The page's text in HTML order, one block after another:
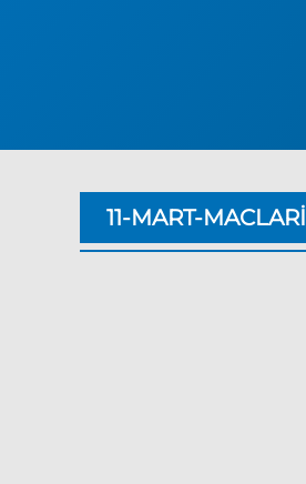
11-MART-MACLARI